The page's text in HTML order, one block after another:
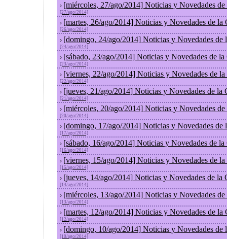
› [miércoles, 27/ago/2014] Noticias y Novedades
[27/ago/2014]
› [martes, 26/ago/2014] Noticias y Novedades de la
[26/ago/2014]
› [domingo, 24/ago/2014] Noticias y Novedades de
[24/ago/2014]
› [sábado, 23/ago/2014] Noticias y Novedades de
[23/ago/2014]
› [viernes, 22/ago/2014] Noticias y Novedades de
[22/ago/2014]
› [jueves, 21/ago/2014] Noticias y Novedades de la
[21/ago/2014]
› [miércoles, 20/ago/2014] Noticias y Novedades
[20/ago/2014]
› [domingo, 17/ago/2014] Noticias y Novedades de
[17/ago/2014]
› [sábado, 16/ago/2014] Noticias y Novedades de
[16/ago/2014]
› [viernes, 15/ago/2014] Noticias y Novedades de
[15/ago/2014]
› [jueves, 14/ago/2014] Noticias y Novedades de la
[14/ago/2014]
› [miércoles, 13/ago/2014] Noticias y Novedades
[13/ago/2014]
› [martes, 12/ago/2014] Noticias y Novedades de la
[12/ago/2014]
› [domingo, 10/ago/2014] Noticias y Novedades de
[10/ago/2014]